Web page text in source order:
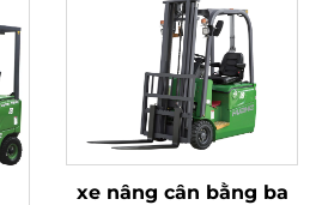
hợp lý
xe nâng cân bằng ba